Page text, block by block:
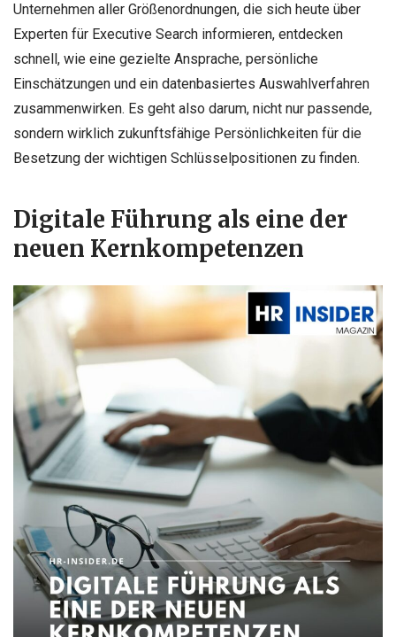
Unternehmen aller Größenordnungen, die sich heute über
Experten für Executive Search informieren, entdecken
schnell, wie eine gezielte Ansprache, persönliche
Einschätzungen und ein datenbasiertes Auswahlverfahren
zusammenwirken. Es geht also darum, nicht nur passende,
sondern wirklich zukunftsfähige Persönlichkeiten für die
Besetzung der wichtigen Schlüsselpositionen zu finden.
Digitale Führung als eine der
neuen Kernkompetenzen